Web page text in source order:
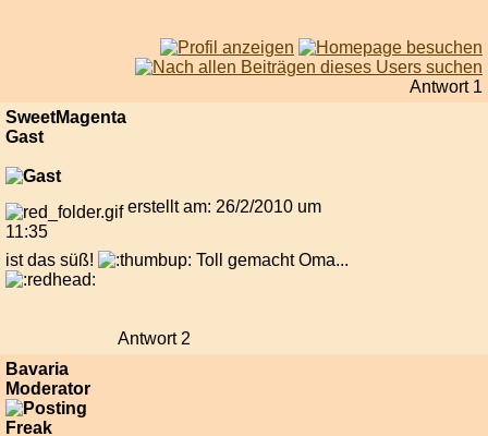
Antwort 1
SweetMagenta
Gast
erstellt am: 26/2/2010 um
11:35
ist das süß!
Toll gemacht Oma...
Antwort 2
Bavaria
Moderator